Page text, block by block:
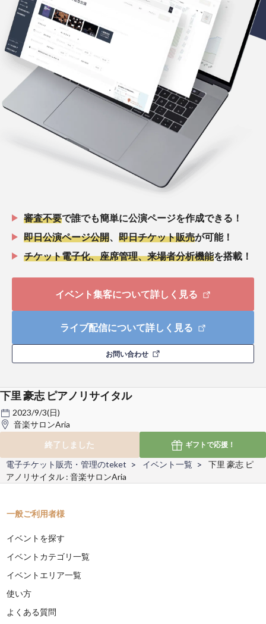
審査不要で誰でも簡単に公演ページを作成できる！
即日公演ページ公開
即日チケット販売が可能！
チケット電子化、座席管理、来場者分析機能を搭載！
イベント集客について詳しく見る
ライブ配信について詳しく見る
お問い合わせ
下里 豪志 ピアノリサイタル
2023/9/3(日)
音楽サロンAria
終了しました
ギフトで応援！
電子チケット販売・管理のteket イベント一覧
下里 豪志 ピ
アノリサイタル : 音楽サロンAria
一般ご利用者様
イベントを探す
イベントカテゴリ一覧
イベントエリア一覧
使い方
よくある質問